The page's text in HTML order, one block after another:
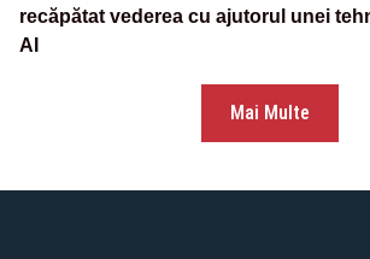
recăpătat vederea cu ajutorul unei
AI
Mai Multe